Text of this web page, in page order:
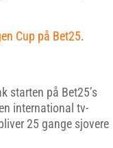
Cup på Bet25.
starten på Bet25’s
international tv-
25 gange sjovere